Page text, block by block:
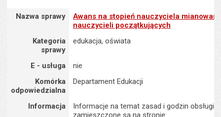
Nazwa sprawy : Awans na stopień nauczyciela mianowanego
Nazwa sprawy
Awans na stopień nauczyciela
nauczycieli początkujących
Kategoria
sprawy
edukacja, oświata
E - usługa
nie
Komórka
odpowiedzialna
Departament Edukacji
Informacja
Informacje na temat zasad i godzin obsługi
zamieszczone są na stronie: